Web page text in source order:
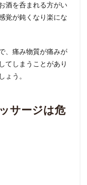
酒を呑まれる方がい
覚が鈍くなり楽にな
、痛み物質が痛みが
てしまうことがあり
ょう。
サージは危